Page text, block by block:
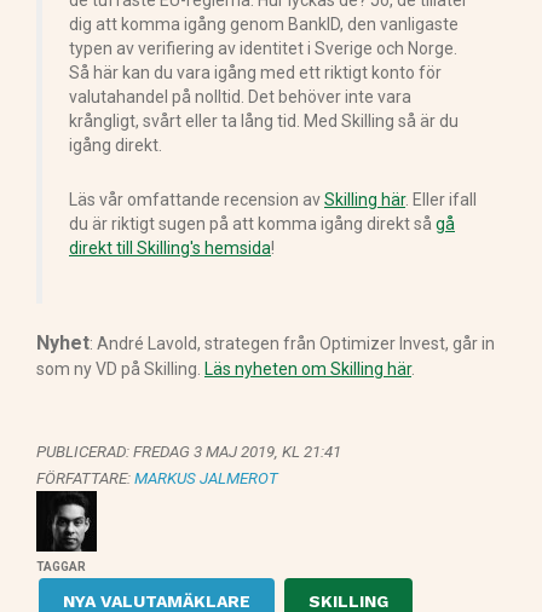
dig att komma igång genom BankID, den vanligaste
typen av verifiering av identitet i Sverige och Norge.
Så här kan du vara igång med ett riktigt konto för
valutahandel på nolltid. Det behöver inte vara
krångligt, svårt eller ta lång tid. Med Skilling så är du
igång direkt.
Läs vår omfattande recension avSkilling här. Eller ifall
du är riktigt sugen på att komma igång direkt så gå
direkt till Skilling's hemsida!
Nyhet: André Lavold, strategen från Optimizer Invest, går in
som ny VD på Skilling. Läs nyheten om Skilling här.
PUBLICERAD: FREDAG 3 MAJ 2019, KL 21:41
FÖRFATTARE: MARKUS JALMEROT
TAGGAR
NYA VALUTAMÄKLARE SKILLING